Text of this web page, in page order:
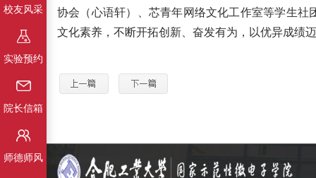
校友风采
实验预约
院长信箱
师德师风
协会（心语轩）、芯青年网络文化工作室等学生
文化素养，不断开拓创新、奋发有为，以优异成绩